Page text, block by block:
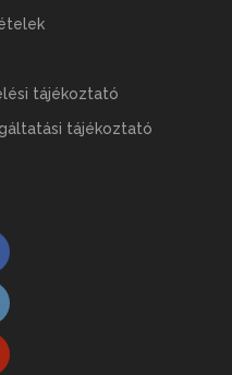
tájékoztató
tájékoztató